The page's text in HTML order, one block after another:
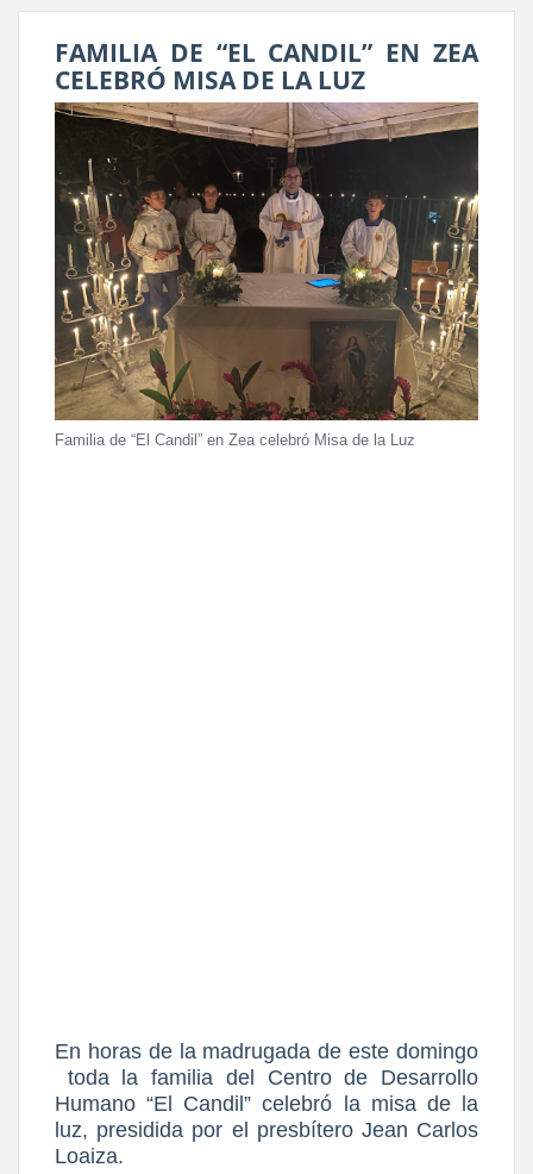
FAMILIA DE “EL CANDIL” EN ZEA
CELEBRÓ MISA DE LA LUZ
Familia de “El Candil” en Zea celebró Misa de la Luz
En horas de la madrugada de este domingo
toda la familia del Centro de Desarrollo
Humano “El Candil” celebró la misa de la
luz, presidida por el presbítero Jean Carlos
Loaiza.